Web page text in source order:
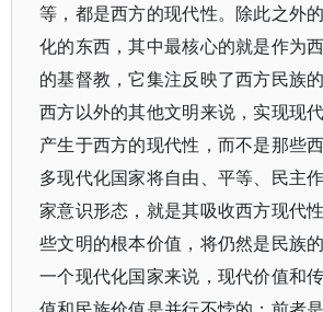
等，都是西方的现代性。除此之外
化的东西，其中最核心的就是作为
的基督教，它集注反映了西方民族
西方以外的其他文明来说，实现现
产生于西方的现代性，而不是那些
多现代化国家将自由、平等、民主
家意识形态，就是其吸收西方现代
些文明的根本价值，将仍然是民族
一个现代化国家来说，现代价值和